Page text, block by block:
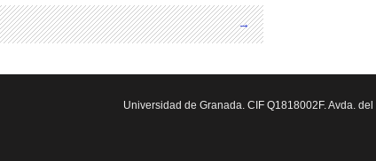
→
Universidad de Granada. CIF Q1818002F. Avda.